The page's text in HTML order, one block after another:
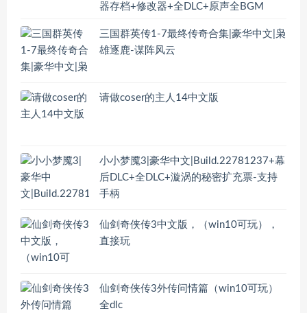
器存档+修改器+全DLC+原声全BGM
三国群英传1-7最终传奇合集|豪华中文|枭
雄逐鹿-谋阵风云
请做coser的主人14中文版
小小梦魇3|豪华中文|Build.22781237+幕
后DLC+全DLC+漩涡的秘密扩充票-支持
手柄
仙剑奇侠传3中文版，（win10可玩），
直接玩
仙剑奇侠传3外传问情篇（win10可玩）
全dlc